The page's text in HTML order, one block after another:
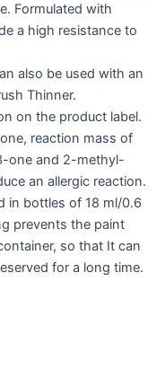
Formulated with
a high resistance to
also be used with an
Thinner.
on the product label.
reaction mass of
one and 2-methyl-
an allergic reaction.
in bottles of 18 ml/0.6
prevents the paint
so that It can
for a long time.